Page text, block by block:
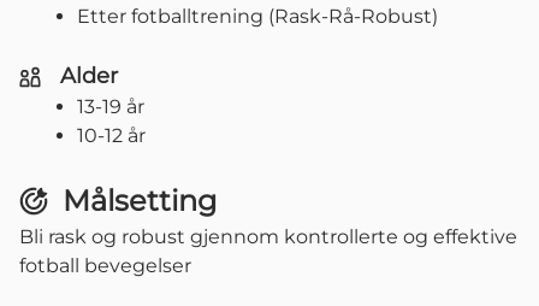
Etter fotballtrening (Rask-Rå-Robust)
Alder
13-19 år
10-12 år
Målsetting
Bli rask og robust gjennom kontrollerte og effektive
fotball bevegelser